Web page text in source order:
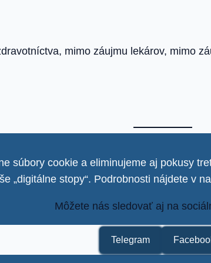
mimo záujmu lekárov, mimo
súbory cookie a eliminujeme aj pokusy
„digitálne stopy“. Podrobnosti nájdete v
Môžete nás sledovať aj na
Telegram